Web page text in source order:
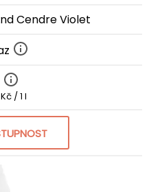
Cendre Violet
/ 1 l